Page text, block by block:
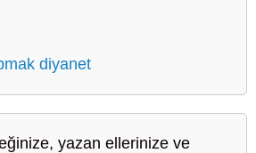
diyanet
yazan ellerinize ve